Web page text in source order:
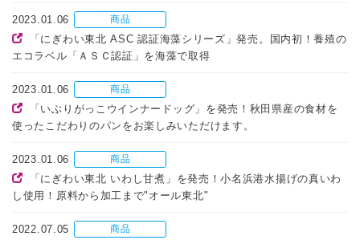
2023.01.06 商品
「にぎわい東北 ASC 認証海藻シリーズ」発売。国内初！養殖の
エコラベル「ＡＳＣ認証」を海藻で取得
2023.01.06 商品
「いぶりがっこウインナードッグ」を発売！秋田県産の食材を
使ったこだわりのパンをお楽しみいただけます。
2023.01.06 商品
「にぎわい東北 いわし甘煮」を発売！小名浜港水揚げの真いわ
し使用！原料から加工まで"オール東北"
2022.07.05 商品